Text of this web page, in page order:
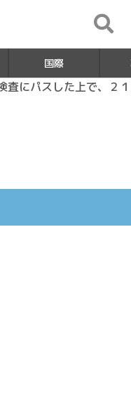
国際
にパスした上で、２１